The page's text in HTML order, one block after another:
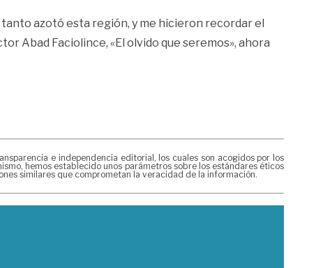
azotó esta región, y me hicieron recordar el
Abad Faciolince, «El olvido que seremos», ahora
e independencia editorial, los cuales son acogidos por los
hemos establecido unos parámetros sobre los estándares éticos
similares que comprometan la veracidad de la información.